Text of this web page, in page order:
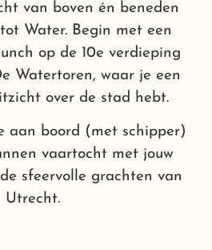
van boven én beneden
Water. Begin met een
op de 10e verdieping
Watertoren, waar je een
over de stad hebt.
aan boord (met schipper)
vaartocht met jouw
sfeervolle grachten van
Utrecht.